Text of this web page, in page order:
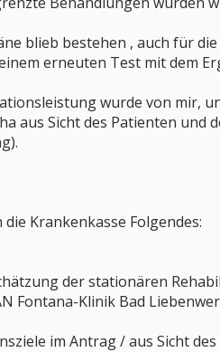
blieb bestehen , auch für die
erneuten Test mit dem
wurde von mir,
aus Sicht des Patienten
die Krankenkasse Folgendes:
der stationären
Fontana-Klinik Bad
im Antrag / aus Sicht